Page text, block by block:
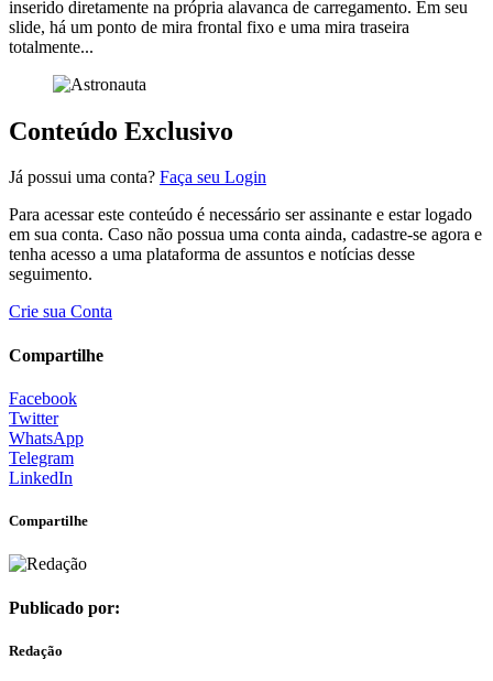
inserido diretamente na própria alavanca de carregamento. Em seu
slide, há um ponto de mira frontal fixo e uma mira traseira
totalmente...
Conteúdo Exclusivo
Já possui uma conta? Faça seu Login
Para acessar este conteúdo é necessário ser assinante e estar logado
em sua conta. Caso não possua uma conta ainda, cadastre-se agora e
tenha acesso a uma plataforma de assuntos e notícias desse
seguimento.
Crie sua Conta
Compartilhe
Facebook
Twitter
WhatsApp
Telegram
LinkedIn
Compartilhe
Publicado por:
Redação